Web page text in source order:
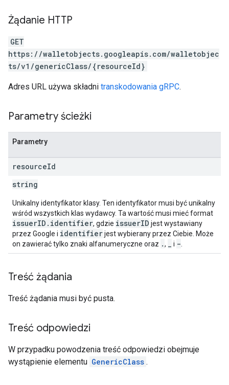
Żądanie HTTP
GET
https://walletobjects.googleapis.com/walletobjec
ts/v1/genericClass/{resourceId}
Adres URL używa składni transkodowania gRPC.
Parametry ścieżki
Parametry
resourceId
string
Unikalny identyfikator klasy. Ten identyfikator musi być unikalny
wśród wszystkich klas wydawcy. Ta wartość musi mieć format
issuerID.identifier, gdzie issuerID jest wystawiany
przez Google i identifierjest wybierany przez Ciebie. Może
on zawierać tylko znaki alfanumeryczne oraz ., i -
Treść żądania
Treść żądania musi być pusta.
Treść odpowiedzi
W przypadku powodzenia treść odpowiedzi obejmuje
wystąpienie elementu GenericClass .